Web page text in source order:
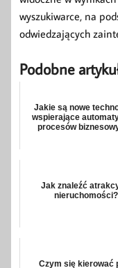
wyszukiwarce, na
odwiedzających
Podobne
Jakie są nowe
wspierające
procesów
Jak znaleźć
nieruchomości?
Czym się kierować